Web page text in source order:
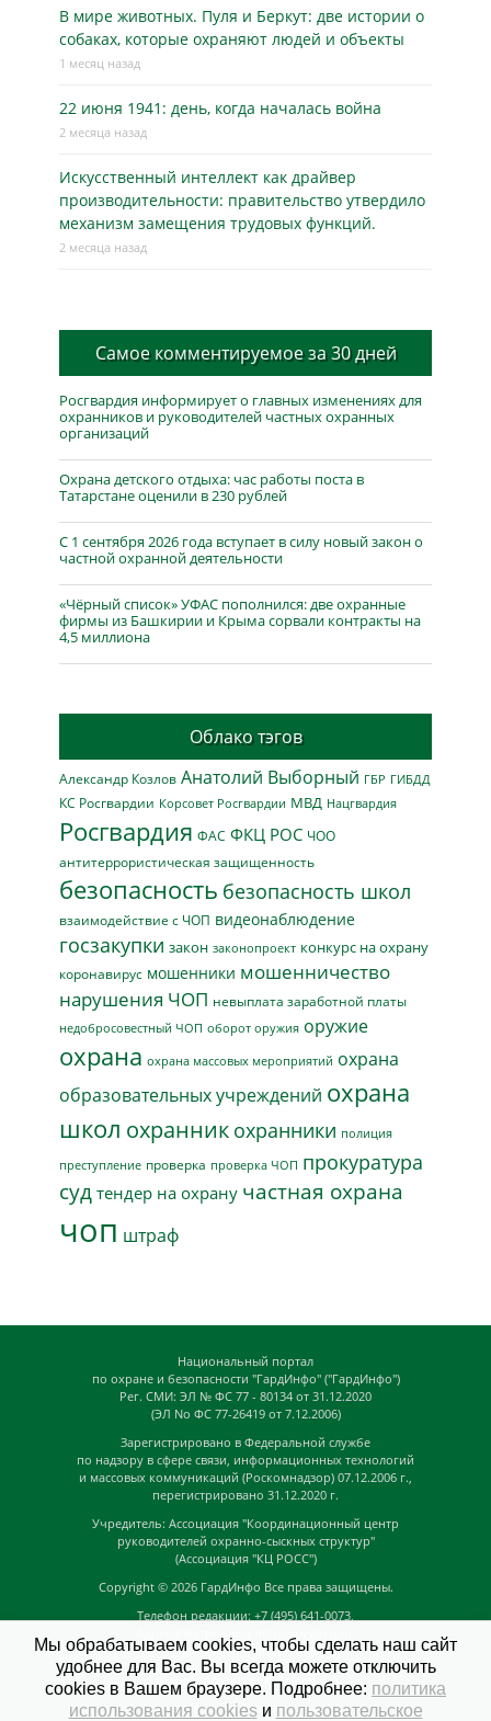
В мире животных. Пуля и Беркут: две истории о
собаках, которые охраняют людей и объекты
1 месяц назад
22 июня 1941: день, когда началась война
2 месяца назад
Искусственный интеллект как драйвер
производительности: правительство утвердило
механизм замещения трудовых функций.
2 месяца назад
Самое комментируемое за 30 дней
Росгвардия информирует о главных изменениях для
охранников и руководителей частных охранных
организаций
Охрана детского отдыха: час работы поста в
Татарстане оценили в 230 рублей
С 1 сентября 2026 года вступает в силу новый закон о
частной охранной деятельности
«Чёрный список» УФАС пополнился: две охранные
фирмы из Башкирии и Крыма сорвали контракты на
4,5 миллиона
Облако тэгов
Александр Козлов Анатолий Выборный ГБР ГИБДД
КС Росгвардии Корсовет Росгвардии МВД Нацгвардия
Росгвардия ФАС ФКЦ РОС ЧОО
антитеррористическая защищенность
безопасность безопасность школ
взаимодействие с ЧОП видеонаблюдение
госзакупки закон законопроект конкурс на охрану
коронавирус мошенники мошенничество
нарушения ЧОП невыплата заработной платы
недобросовестный ЧОП оборот оружия оружие
охрана охрана массовых мероприятий охрана
образовательных учреждений охрана
школ охранник охранники полиция
преступление проверка проверка ЧОП прокуратура
суд тендер на охрану частная охрана
чоп штраф
Национальный портал
по охране и безопасности "ГардИнфо" ("ГардИнфо")
Рег. СМИ: ЭЛ № ФС 77 - 80134 от 31.12.2020
(ЭЛ No ФС 77-26419 от 7.12.2006)
Зарегистрировано в Федеральной службе
по надзору в сфере связи, информационных технологий
и массовых коммуникаций (Роскомнадзор) 07.12.2006 г.,
перегистрировано 31.12.2020 г.
Учредитель: Ассоциация "Координационный центр
руководителей охранно-сыскных структур"
(Ассоциация "КЦ РОСС")
Copyright © 2026 ГардИнфо Все права защищены.
Телефон редакции: +7 (495) 641-0073,
news@guardinfo.online
Главный редактор: Кузьмин Д.А.
На сайте могут быть размещены
Мы обрабатываем cookies, чтобы сделать наш сайт
удобнее для Вас. Вы всегда можете отключить
cookies в Вашем браузере. Подробнее: политика
использования cookiesи пользовательское